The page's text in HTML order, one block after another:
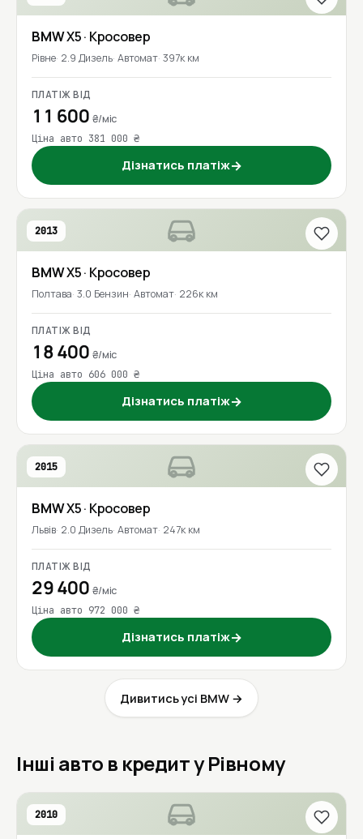
BMWX5· Кросовер
Рівне 2.9 Дизель Автомат 397к км
ПЛАТІЖ ВІД
11 600 ₴/міс
Ціна авто 381 000 ₴
Дізнатись платіж→
2013
BMWX5· Кросовер
Полтава 3.0 Бензин Автомат 226к км
ПЛАТІЖ ВІД
18 400 ₴/міс
Ціна авто 606 000 ₴
Дізнатись платіж→
2015
BMWX5· Кросовер
Львів 2.0 Дизель Автомат 247к км
ПЛАТІЖ ВІД
29 400 ₴/міс
Ціна авто 972 000 ₴
Дізнатись платіж→
Дивитись усі BMW →
Інші авто в кредит у Рівному
2010